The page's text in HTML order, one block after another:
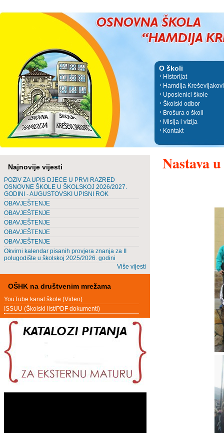
O školi
Historijat
Hamdija
Uposlenici škole
Školski odbor
Brošura o školi
Misija i vizija
Kontakt
Najnovije vijesti
POZIV ZA UPIS DJECE U PRVI RAZRED
OSNOVNE ŠKOLE U ŠKOLSKOJ 2026/2027.
GODINI - AUGUSTOVSKI UPISNI ROK
OBAVJEŠTENJE
OBAVJEŠTENJE
OBAVJEŠTENJE
OBAVJEŠTENJE
OBAVJEŠTENJE
Okvirni kalendar pisanih provjera znanja za II
polugodište u školskoj 2025/2026. godini
Više vijesti
OŠHK na društvenim mrežama
YouTube kanal škole (Video)
ISSUU (Školski list/PDF dokumenti)
Nastava